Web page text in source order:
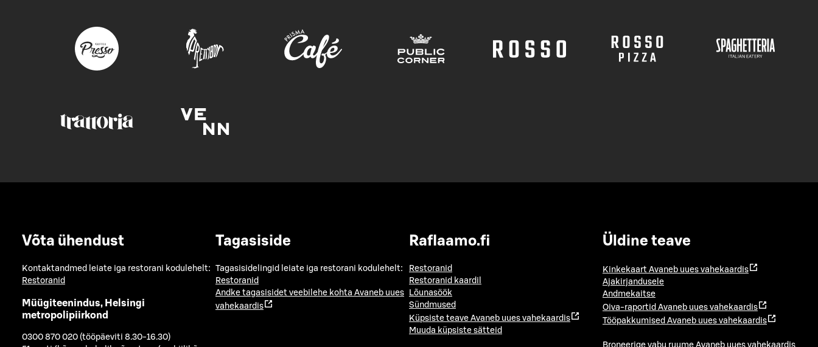
Võta ühendust
Kontaktandmed leiate iga restorani kodulehelt:
Restoranid
Müügiteenindus, Helsingi
metropolipiirkond
0300 870 020 (tööpäeviti 8.30-16.30)
Tagasiside
Tagasisidelingid leiate iga restorani kodulehelt:
Restoranid
Andke tagasisidet veebilehe kohta Avaneb uues
vahekaardis
Raflaamo.fi
Restoranid
Restoranid kaardil
Lõunasöök
Sündmused
Küpsiste teave Avaneb uues vahekaardis
Muuda küpsiste sätteid
Üldine teave
Kinkekaart Avaneb uues vahekaardis
Ajakirjandusele
Andmekaitse
Oiva-raportid Avaneb uues vahekaardis
Tööpakkumised Avaneb uues vahekaardis